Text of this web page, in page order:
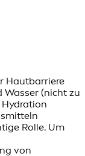
Hautbarriere
Wasser (nicht zu
Rolle. Um
von